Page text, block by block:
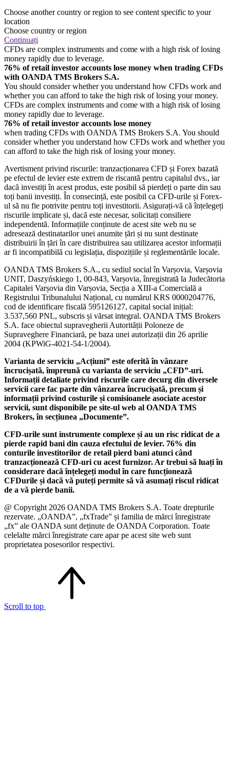
Choose another country or region to see content specific to your
location
Choose country or region
Continuați
CFDs are complex instruments and come with a high risk of losing
money rapidly due to leverage.
76% of retail investor accounts lose money when trading CFDs
with OANDA TMS Brokers S.A.
You should consider whether you understand how CFDs work and
whether you can afford to take the high risk of losing your money.
CFDs are complex instruments and come with a high risk of losing
money rapidly due to leverage.
76% of retail investor accounts lose money
when trading CFDs with OANDA TMS Brokers S.A. You should
consider whether you understand how CFDs work and whether you
can afford to take the high risk of losing your money.
Avertisment privind riscurile: tranzacționarea CFD și Forex bazată
pe efectul de levier este extrem de riscantă pentru capitalul dvs., iar
dacă investiți în acest produs, este posibil să pierdeți o parte din sau
toți banii investiți. În consecință, este posibil ca CFD-urile și Forex-
ul să nu fie potrivite pentru toți investitorii. Asigurați-vă că înțelegeți
riscurile implicate și, dacă este necesar, solicitați consiliere
independentă. Informațiile conținute de acest site web nu se
adresează destinatarilor unei anumite țări și nu sunt destinate
distribuirii în țări în care distribuirea sau utilizarea acestor informații
ar fi incompatibilă cu legislația, dispozițiile și reglementările locale.
OANDA TMS Brokers S.A., cu sediul social în Varșovia, Varșovia
UNIT, Daszyńskiego 1, 00-843, Varșovia, înregistrată la Judecătoria
Capitalei Varșovia din Varșovia, Secția a XIII-a Comercială a
Registrului Tribunalului Național, cu numărul KRS 0000204776,
cod de identificare fiscală 595126127, capital social inițial:
3.537,560 PNL, subscris și vărsat integral. OANDA TMS Brokers
S.A. face obiectul supravegherii Autorității Poloneze de
Supraveghere Financiară, pe baza unei autorizații din 26 aprilie
2004 (KPWiG-4021-54-1/2004).
Varianta de serviciu „Acțiuni” este oferită în vânzare
încrucișată, împreună cu varianta de serviciu „CFD”-uri.
Informații detaliate privind riscurile care decurg din diversele
servicii care fac parte din vânzarea încrucișată, precum și
informații privind costurile și comisioanele asociate acestor
servicii, sunt disponibile pe site-ul web al OANDA TMS
Brokers, în secțiunea „Documente”.
CFD-urile sunt instrumente complexe și au un risc ridicat de a
pierde rapid bani din cauza efectului de levier. 76% din
conturile investitorilor de retail pierd bani atunci când
tranzacționează CFD-uri cu acest furnizor. Ar trebui să luați în
considerare dacă înțelegeți modul în care funcționează
CFDurile și dacă vă puteți permite să vă asumați riscul ridicat
de a vă pierde banii.
@ Copyright 2026 OANDA TMS Brokers S.A. Toate drepturile
rezervate. „OANDA”, „fxTrade” și familia de mărci înregistrate
„fx” ale OANDA sunt deținute de OANDA Corporation. Toate
celelalte mărci înregistrate care apar pe acest site web sunt
proprietatea posesorilor respectivi.
Scroll to top